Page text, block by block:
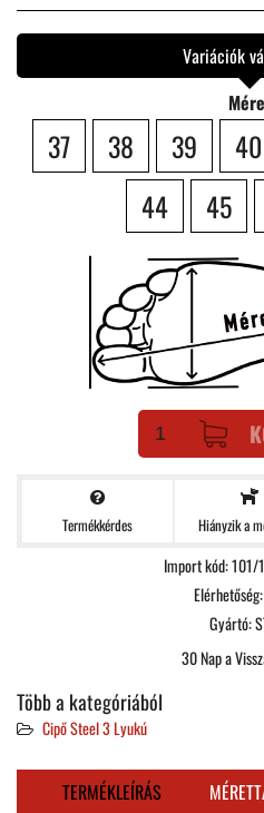
Variációk
37 38 39 40
44
45
Termékkérdes Hiányzik a
Import kód: 101/
Elérhetőség:
Gyártó:
30 Nap a
Több a kategóriából
Cipő Steel 3 Lyukú
TERMÉKLEÍRÁS